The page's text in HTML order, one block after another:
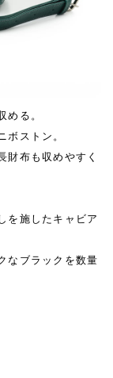
める。
ボストン。
財布も収めやすく
を施したキャビア
なブラックを数量